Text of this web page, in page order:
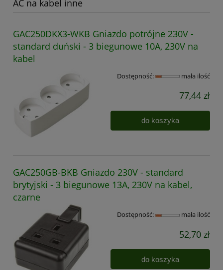
AC na kabel inne
GAC250DKX3-WKB Gniazdo potrójne 230V -
standard duński - 3 biegunowe 10A, 230V na
kabel
Dostępność: mała ilość
77,44 zł
do koszyka
GAC250GB-BKB Gniazdo 230V - standard
brytyjski - 3 biegunowe 13A, 230V na kabel,
czarne
Dostępność: mała ilość
52,70 zł
do koszyka